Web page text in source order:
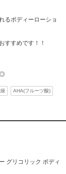
るボディーローショ
すすめです！！
◎
AHA(フルーツ酸)
グリコリック ボディ